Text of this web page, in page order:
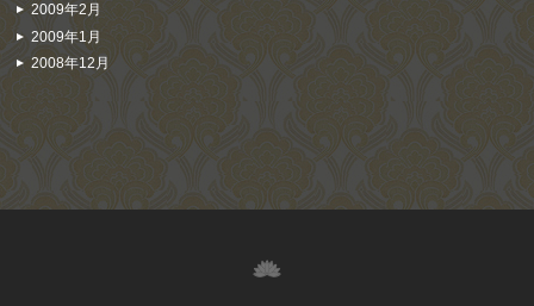
2009年2月
2009年1月
2008年12月